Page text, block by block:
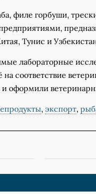
филе горбуши,
Тунис и
лабораторные
на соответствие
оформили
, экспорт,